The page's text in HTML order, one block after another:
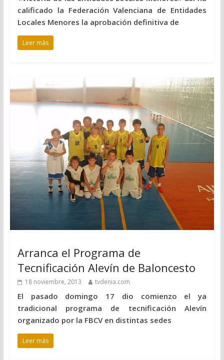
calificado la Federación Valenciana de Entidades
Locales Menores la aprobación definitiva de
Leer más
Arranca el Programa de
Tecnificación Alevín de Baloncesto
18 noviembre, 2013 tvdenia.com
El pasado domingo 17 dio comienzo el ya
tradicional programa de tecnificación Alevín
organizado por la FBCV en distintas sedes
Leer más